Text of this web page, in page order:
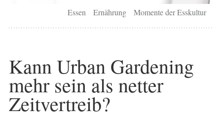
Essen Ernährung Momente der Esskultur
Kann Urban Gardening
mehr sein als netter
Zeitvertreib?